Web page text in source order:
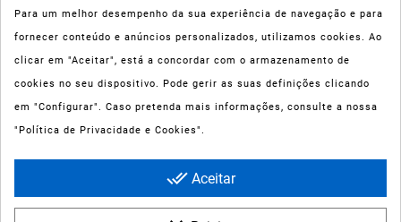
Esta parafarmácia (Farmaoli) encontra-se autorizada pelo INFARMED
(registo nº 00078/2020) para a dispensa de Medicamentos Não
Sujeitos a Receita Médica (MNSRM) e produtos de saúde e bem-estar
ao domicílio e através da internet. Os Medicamentos Não Sujeitos a
Maia, Matosinhos, Gondomar e Vila Nova de Gaia.
Para um melhor desempenho da sua experiência de navegação e para
fornecer conteúdo e anúncios personalizados, utilizamos cookies. Ao
clicar em "Aceitar", está a concordar com o armazenamento de
cookies no seu dispositivo. Pode gerir as suas definições clicando
em "Configurar". Caso pretenda mais informações, consulte a nossa
"Política de Privacidade e Cookies".
done_all Aceitar